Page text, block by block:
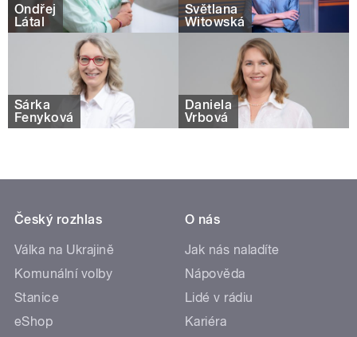
Ondřej
Látal
Světlana
Witowská
Šárka
Fenyková
Daniela
Vrbová
Český rozhlas
Válka na Ukrajině
Komunální volby
Stanice
eShop
O nás
Jak nás naladíte
Nápověda
Lidé v rádiu
Kariéra